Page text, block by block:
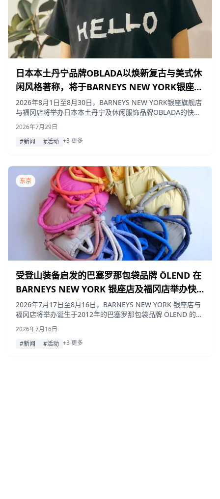
日本本土丹宁品牌OBLADA以焕新复古与美式休
闲风格著称，将于BARNEYS NEW YORK银座店
及福冈店举办快闪活动
2026年8月1日至8月30日，BARNEYS NEW YORK银座旗舰店
与福冈店将举办日本本土丹宁及休闲服饰品牌OBLADA的快闪
活动。该品牌致力于将复古与美式休闲风格以现代视角重新演
绎，活动将推出补货T恤、BARNEYS NEW YORK限定配色
款，并由模特高山都主持Instagram直播。
2026年7月29日
#新闻
#活动 +3 更多
东京
受登山装备启发的巴塞罗那包袋品牌 ÖLEND 在
BARNEYS NEW YORK 银座店及福冈店举办快
闪活动
2026年7月17日至8月16日，BARNEYS NEW YORK 银座店与
福冈店将举办诞生于2012年的巴塞罗那包袋品牌 ÖLEND 的快
闪活动。这是 Barneys New York 首次引入该品牌色彩丰富且
尺寸多样的包袋系列。
2026年7月16日
#新闻
#活动 +3 更多